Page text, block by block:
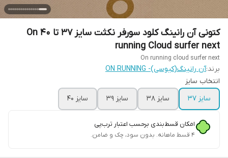
کتونی آن رانینگ کلود سورفر نکثت سایز ۳۷ تا ۴۰ On
running Cloud surfer next
On running cloud surfer next
برند:آن رانینگ(کیوسی)- ON RUNNING
انتخاب سایز
سایز ۳۷
سایز ۳۸ سایز ۳۹ سایز ۴۰
امکان قسط‌بندی برحسب اعتبار ترب‌پی
۴ قسط ماهانه. بدون سود، چک و ضامن.